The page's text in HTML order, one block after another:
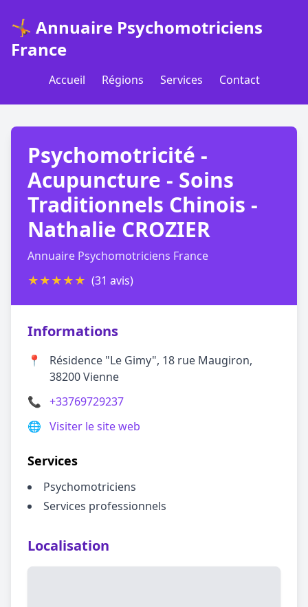
🤸 Annuaire Psychomotriciens
France
Accueil Régions Services Contact
Psychomotricité -
Acupuncture - Soins
Traditionnels Chinois -
Nathalie CROZIER
Annuaire Psychomotriciens France
★★★★★ (31 avis)
Informations
📍
Résidence "Le Gimy", 18 rue Maugiron,
38200 Vienne
📞 +33769729237
🌐 Visiter le site web
Services
Psychomotriciens
Services professionnels
Localisation